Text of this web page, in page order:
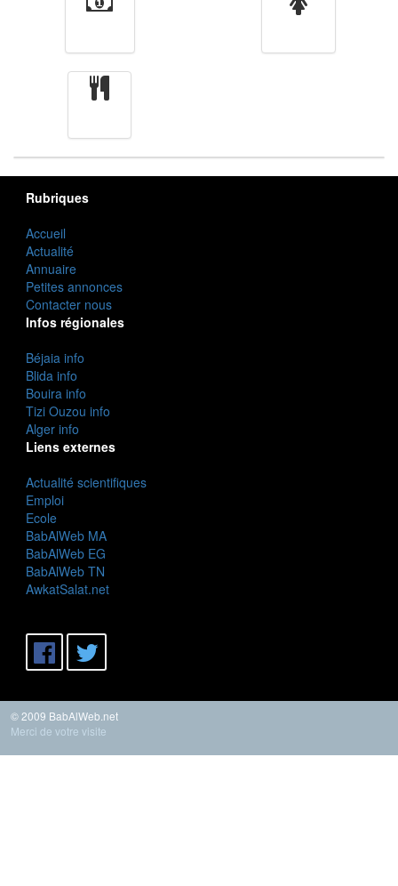
Rubriques
Accueil
Actualité
Annuaire
Petites annonces
Contacter nous
Infos régionales
Béjaia info
Blida info
Bouira info
Tizi Ouzou info
Alger info
Liens externes
Actualité scientifiques
Emploi
Ecole
BabAlWeb MA
BabAlWeb EG
BabAlWeb TN
AwkatSalat.net
© 2009 BabAlWeb.net
Merci de votre visite